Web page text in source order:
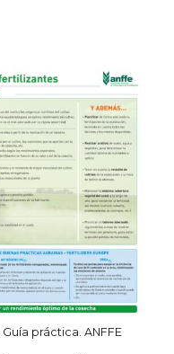
práctica. ANFFE